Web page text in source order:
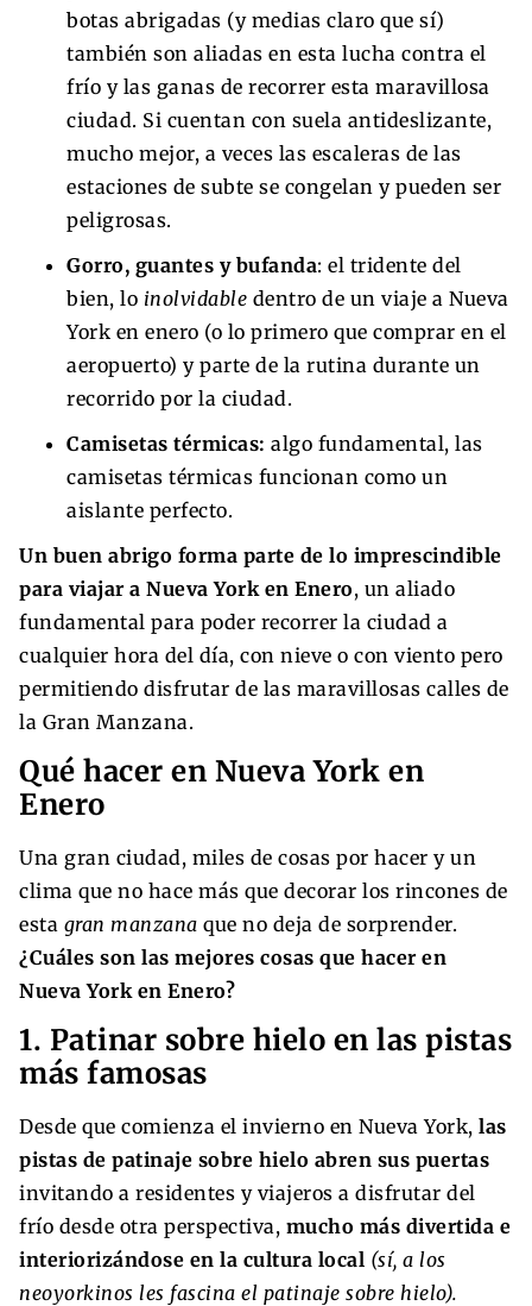
botas abrigadas (y medias claro que sí)
también son aliadas en esta lucha contra el
frío y las ganas de recorrer esta maravillosa
ciudad. Si cuentan con suela antideslizante,
mucho mejor, a veces las escaleras de las
estaciones de subte se congelan y pueden ser
peligrosas.
Gorro, guantes y bufanda: el tridente del
bien, lo inolvidable dentro de un viaje a Nueva
York en enero (o lo primero que comprar en el
aeropuerto) y parte de la rutina durante un
recorrido por la ciudad.
Camisetas térmicas: algo fundamental, las
camisetas térmicas funcionan como un
aislante perfecto.
Un buen abrigo forma parte de lo imprescindible
para viajar a Nueva York en Enero, un aliado
fundamental para poder recorrer la ciudad a
cualquier hora del día, con nieve o con viento pero
permitiendo disfrutar de las maravillosas calles de
la Gran Manzana.
Qué hacer en Nueva York en
Enero
Una gran ciudad, miles de cosas por hacer y un
clima que no hace más que decorar los rincones de
esta gran manzana que no deja de sorprender.
¿Cuáles son las mejores cosas que hacer en
Nueva York en Enero?
1. Patinar sobre hielo en las pistas
más famosas
Desde que comienza el invierno en Nueva York, las
pistas de patinaje sobre hielo abren sus puertas
invitando a residentes y viajeros a disfrutar del
frío desde otra perspectiva, mucho más divertida e
interiorizándose en la cultura local (sí, a los
neoyorkinos les fascina el patinaje sobre hielo).